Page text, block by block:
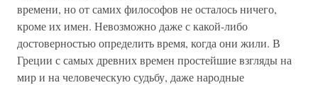
времени, но от самих философов не осталось ничего,
кроме их имен. Невозможно даже с какой-либо
достоверностью определить время, когда они жили. В
Греции с самых древних времен простейшие взгляды на
мир и на человеческую судьбу, даже народные